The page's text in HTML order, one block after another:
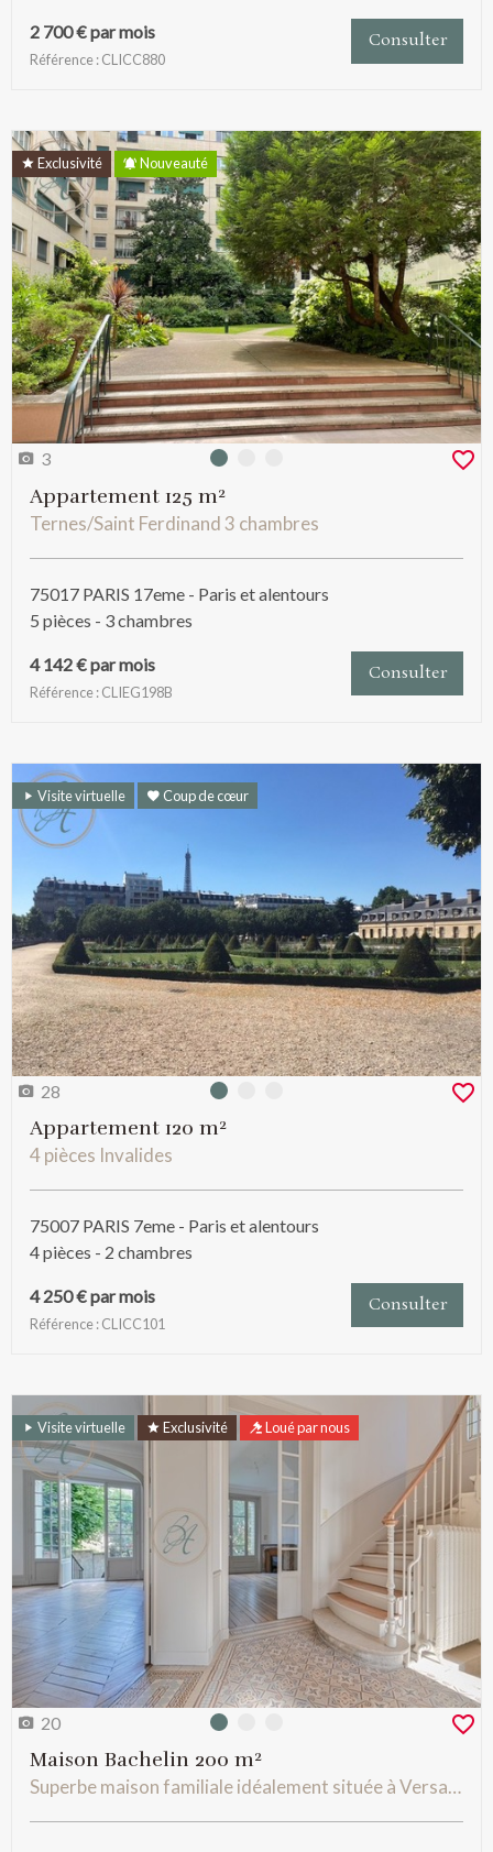
2 700 € par mois
Référence : CLICC880
Consulter
Exclusivité Nouveauté
3 Photo 0
Appartement 125 m²
Ternes/Saint Ferdinand 3 chambres
75017 PARIS 17eme - Paris et alentours
5 pièces - 3 chambres
4 142 € par mois
Référence : CLIEG198B
Consulter
Visite virtuelle Coup de cœur
28 Photo 0
Appartement 120 m²
4 pièces Invalides
75007 PARIS 7eme - Paris et alentours
4 pièces - 2 chambres
4 250 € par mois
Référence : CLICC101
Consulter
Visite virtuelle Exclusivité Loué par nous
20 Photo 0
Maison Bachelin 200 m²
Superbe maison familiale idéalement située à Versailles